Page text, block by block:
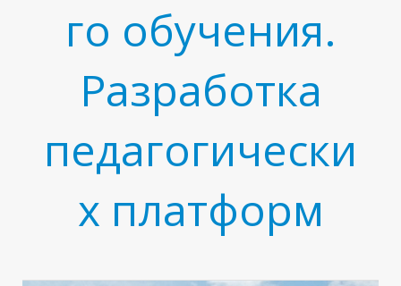
го обучения.
Разработка
педагогически
х платформ